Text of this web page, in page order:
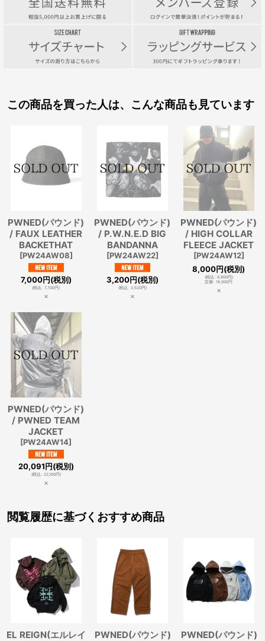
この商品を買った人は、こんな商品も見ています
PWNED(パウンド)
/ FAUX LEATHER
BACKETHAT
[PW24AW08]
7,000円(税別)
(税込: 7,700円)
×
PWNED(パウンド)
/ P.W.N.E.D BIG
BANDANNA
[PW24AW22]
3,200円(税別)
(税込: 3,520円)
×
PWNED(パウンド)
/ HIGH COLLAR
FLEECE JACKET
[PW24AW12]
8,000円(税別)
(税込: 8,800円)
定価 : 16,000円
×
PWNED(パウンド)
/ PWNED TEAM
JACKET
[PW24AW14]
20,091円(税別)
(税込: 22,100円)
×
閲覧履歴に基づくおすすめ商品
EL REIGN(エルレイ
PWNED(パウンド)
PWNED(パウンド)